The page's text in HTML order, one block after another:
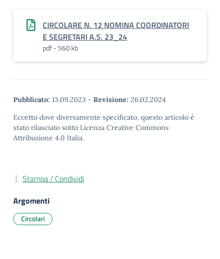
CIRCOLARE N. 12 NOMINA COORDINATORI
E SEGRETARI A.S. 23_24
pdf - 560 kb
Pubblicato: 13.09.2023 - Revisione: 26.02.2024
Eccetto dove diversamente specificato, questo articolo è
stato rilasciato sotto Licenza Creative Commons
Attribuzione 4.0 Italia.
Stampa / Condividi
Argomenti
Circolari